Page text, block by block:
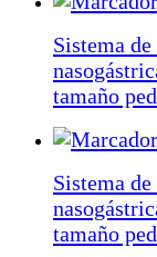
Sistema
tamaño
Sistema
tamaño